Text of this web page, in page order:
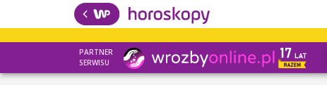
PARTNER
SERWISU